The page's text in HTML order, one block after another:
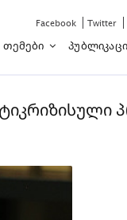
Facebook Twitter
Თემები